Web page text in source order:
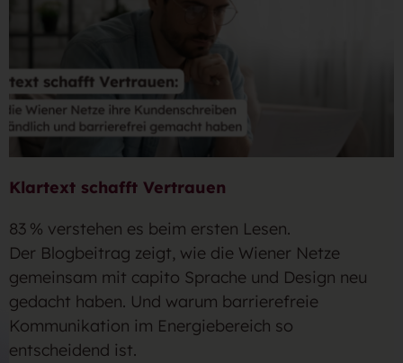
Klartext schafft Vertrauen
83 % verstehen es beim ersten Lesen.
Der Blogbeitrag zeigt, wie die Wiener Netze
gemeinsam mit capito Sprache und Design neu
gedacht haben. Und warum barrierefreie
Kommunikation im Energiebereich so
entscheidend ist.